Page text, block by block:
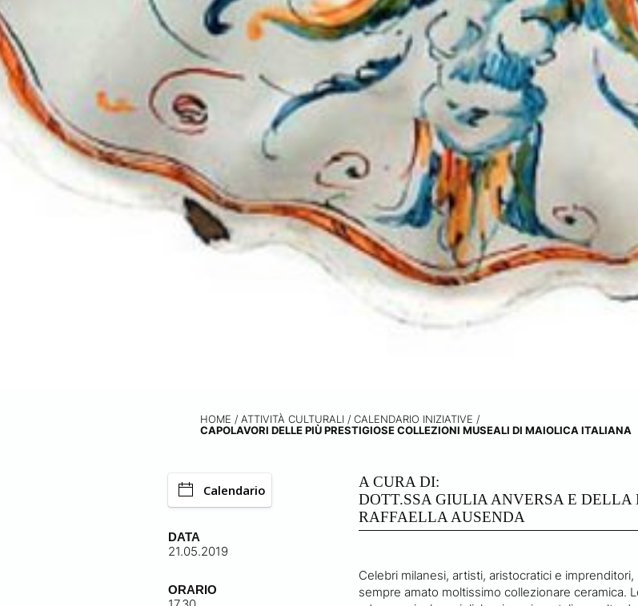
HOME / ATTIVITÀ CULTURALI / CALENDARIO INIZIATIVE /
CAPOLAVORI DELLE PIÙ PRESTIGIOSE COLLEZIONI MUSEALI DI MAIOLICA ITALIANA
Calendario
DATA
21.05.2019
ORARIO
A CURA DI:
DOTT.SSA GIULIA ANVERSA E DELLA
RAFFAELLA AUSENDA
Celebri milanesi, artisti, aristocratici e imprenditori,
sempre amato moltissimo collezionare ceramica.